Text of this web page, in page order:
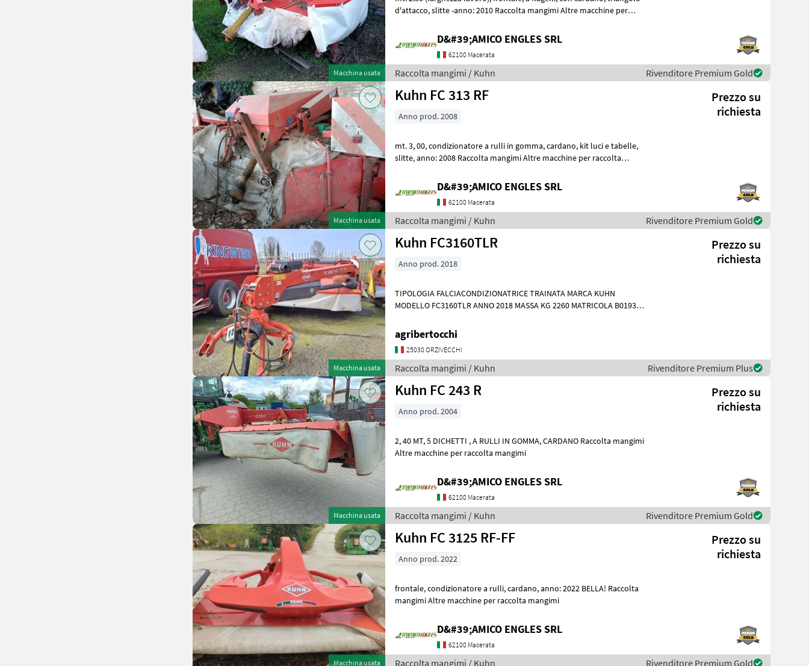
Macchina usata
d'attacco, slitte -anno: 2010 Raccolta mangimi Altre macchine per
D&#39;AMICO ENGLES SRL
62100 Macerata
Raccolta mangimi / Kuhn Rivenditore Premium Gold
Macchina usata
Kuhn FC 313 RF
Prezzo su
richiesta
Anno prod. 2008
mt. 3, 00, condizionatore a rulli in gomma, cardano, kit luci e tabelle,
slitte, anno: 2008 Raccolta mangimi Altre macchine per raccolta
D&#39;AMICO ENGLES SRL
62100 Macerata
Raccolta mangimi / Kuhn Rivenditore Premium Gold
Macchina usata
Kuhn FC3160TLR
Prezzo su
richiesta
Anno prod. 2018
TIPOLOGIA FALCIACONDIZIONATRICE TRAINATA MARCA KUHN
MODELLO FC3160TLR ANNO 2018 MASSA KG 2260 MATRICOLA B0193
agribertocchi
25030 ORZIVECCHI
Raccolta mangimi / Kuhn Rivenditore Premium Plus
Macchina usata
Kuhn FC 243 R
Prezzo su
richiesta
Anno prod. 2004
2, 40 MT, 5 DICHETTI , A RULLI IN GOMMA, CARDANO Raccolta mangimi
Altre macchine per raccolta mangimi
D&#39;AMICO ENGLES SRL
62100 Macerata
Raccolta mangimi / Kuhn Rivenditore Premium Gold
Macchina usata
Kuhn FC 3125 RF-FF
Prezzo su
richiesta
Anno prod. 2022
frontale, condizionatore a rulli, cardano, anno: 2022 BELLA! Raccolta
mangimi Altre macchine per raccolta mangimi
D&#39;AMICO ENGLES SRL
62100 Macerata
Raccolta mangimi / Kuhn Rivenditore Premium Gold